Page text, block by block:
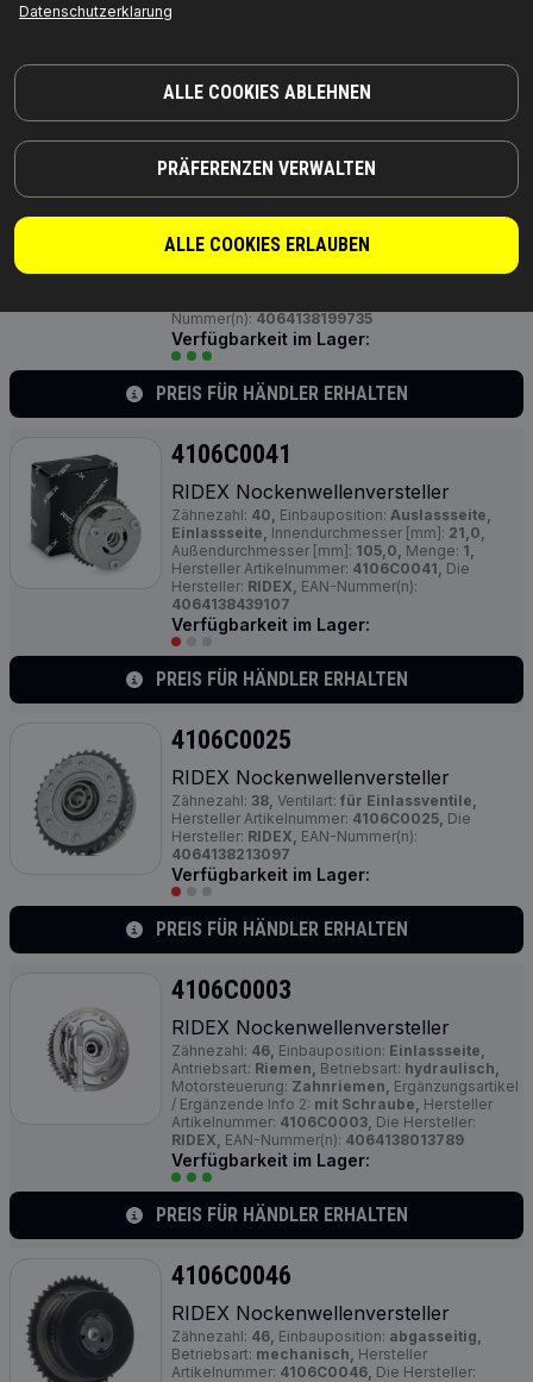
Datenschutzerklarung
ALLE COOKIES ABLEHNEN
PRÄFERENZEN VERWALTEN
ALLE COOKIES ERLAUBEN
4106C0023
Antriebsart:Kette,Betriebsart:
Nummer(n): 4064138199735
Verfügbarkeit im Lager:
PREIS FÜR HÄNDLER ERHALTEN
4106C0041
RIDEX Nockenwellenversteller
Zähnezahl: 40, Einbauposition: Auslassseite,
Einlassseite, Innendurchmesser [mm]: 21,0,
Außendurchmesser [mm]: 105,0, Menge: 1,
Hersteller Artikelnummer: 4106C0041, Die
Hersteller: RIDEX, EAN-Nummer(n):
4064138439107
Verfügbarkeit im Lager:
PREIS FÜR HÄNDLER ERHALTEN
4106C0025
RIDEX Nockenwellenversteller
Zähnezahl: 38, Ventilart: für Einlassventile,
Hersteller Artikelnummer: 4106C0025, Die
Hersteller: RIDEX, EAN-Nummer(n):
4064138213097
Verfügbarkeit im Lager:
PREIS FÜR HÄNDLER ERHALTEN
4106C0003
RIDEX Nockenwellenversteller
Zähnezahl: 46, Einbauposition: Einlassseite,
Antriebsart: Riemen, Betriebsart: hydraulisch,
Motorsteuerung: Zahnriemen, Ergänzungsartikel
/ Ergänzende Info 2: mit Schraube, Hersteller
Artikelnummer: 4106C0003, Die Hersteller:
RIDEX, EAN-Nummer(n): 4064138013789
Verfügbarkeit im Lager:
PREIS FÜR HÄNDLER ERHALTEN
4106C0046
RIDEX Nockenwellenversteller
Zähnezahl: 46, Einbauposition: abgasseitig,
Betriebsart: mechanisch, Hersteller
Artikelnummer: 4106C0046, Die Hersteller: